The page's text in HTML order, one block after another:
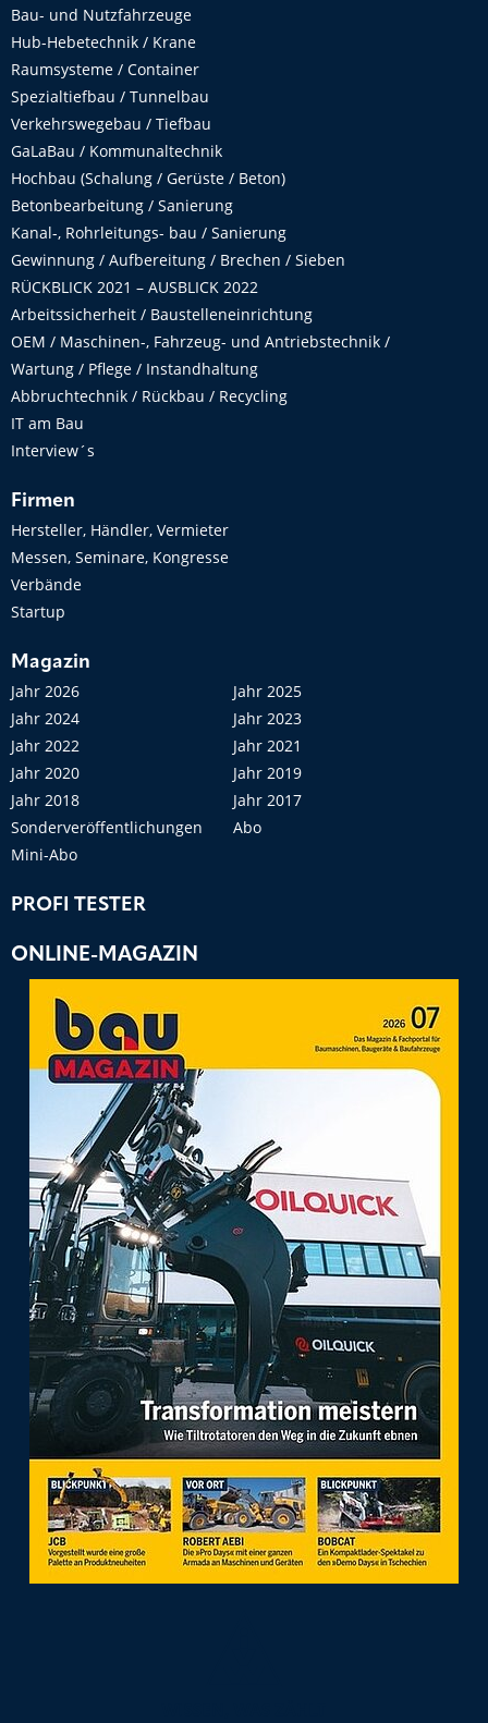
Bau- und Nutzfahrzeuge
Hub-Hebetechnik / Krane
Raumsysteme / Container
Spezialtiefbau / Tunnelbau
Verkehrswegebau / Tiefbau
GaLaBau / Kommunaltechnik
Hochbau (Schalung / Gerüste / Beton)
Betonbearbeitung / Sanierung
Kanal-, Rohrleitungs- bau / Sanierung
Gewinnung / Aufbereitung / Brechen / Sieben
RÜCKBLICK 2021 – AUSBLICK 2022
Arbeitssicherheit / Baustelleneinrichtung
OEM / Maschinen-, Fahrzeug- und Antriebstechnik /
Wartung / Pflege / Instandhaltung
Abbruchtechnik / Rückbau / Recycling
IT am Bau
Interview´s
Firmen
Hersteller, Händler, Vermieter
Messen, Seminare, Kongresse
Verbände
Startup
Magazin
Jahr 2026
Jahr 2025
Jahr 2024
Jahr 2023
Jahr 2022
Jahr 2021
Jahr 2020
Jahr 2019
Jahr 2018
Jahr 2017
Sonderveröffentlichungen
Abo
Mini-Abo
PROFI TESTER
ONLINE-MAGAZIN